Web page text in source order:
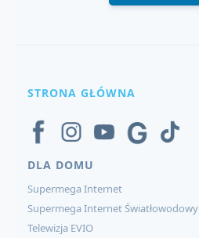
STRONA GŁÓWNA
DLA DOMU
Supermega Internet
Supermega Internet Światłowodowy
Telewizja EVIO